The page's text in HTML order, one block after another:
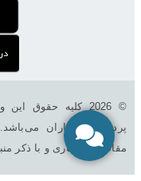
© 2026 کليه
پردازش همکاران
مقاصد غیرتجاری و با ذکر